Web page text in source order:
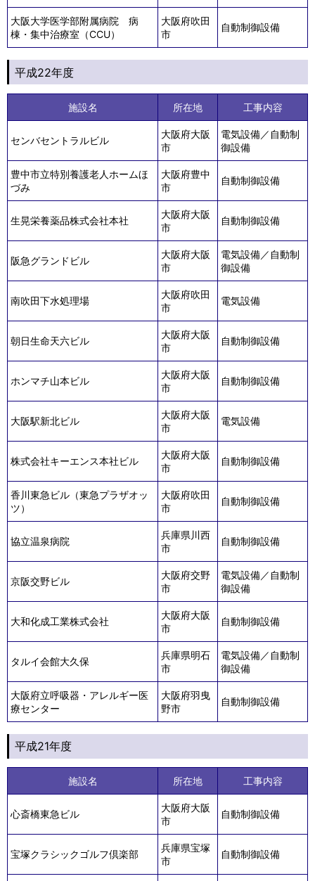
大阪大学医学部附属病院 病
棟・集中治療室（CCU）
大阪府吹田
市
自動制御設備
平成22年度
施設名 所在地 工事内容
センバセントラルビル
大阪府大阪
市
電気設備／自動制
御設備
豊中市立特別養護老人ホームほ
づみ
大阪府豊中
市
自動制御設備
生晃栄養薬品株式会社本社
大阪府大阪
市
自動制御設備
阪急グランドビル
大阪府大阪
市
電気設備／自動制
御設備
南吹田下水処理場
大阪府吹田
市
電気設備
朝日生命天六ビル
大阪府大阪
市
自動制御設備
ホンマチ山本ビル
大阪府大阪
市
自動制御設備
大阪駅新北ビル
大阪府大阪
市
電気設備
株式会社キーエンス本社ビル
大阪府大阪
市
自動制御設備
香川東急ビル（東急プラザオッ
ツ）
大阪府吹田
市
自動制御設備
協立温泉病院
兵庫県川西
市
自動制御設備
京阪交野ビル
大阪府交野
市
電気設備／自動制
御設備
大和化成工業株式会社
大阪府大阪
市
自動制御設備
タルイ会館大久保
兵庫県明石
市
電気設備／自動制
御設備
大阪府立呼吸器・アレルギー医
療センター
大阪府羽曳
野市
自動制御設備
平成21年度
施設名 所在地 工事内容
心斎橋東急ビル
大阪府大阪
市
自動制御設備
宝塚クラシックゴルフ倶楽部
兵庫県宝塚
市
自動制御設備